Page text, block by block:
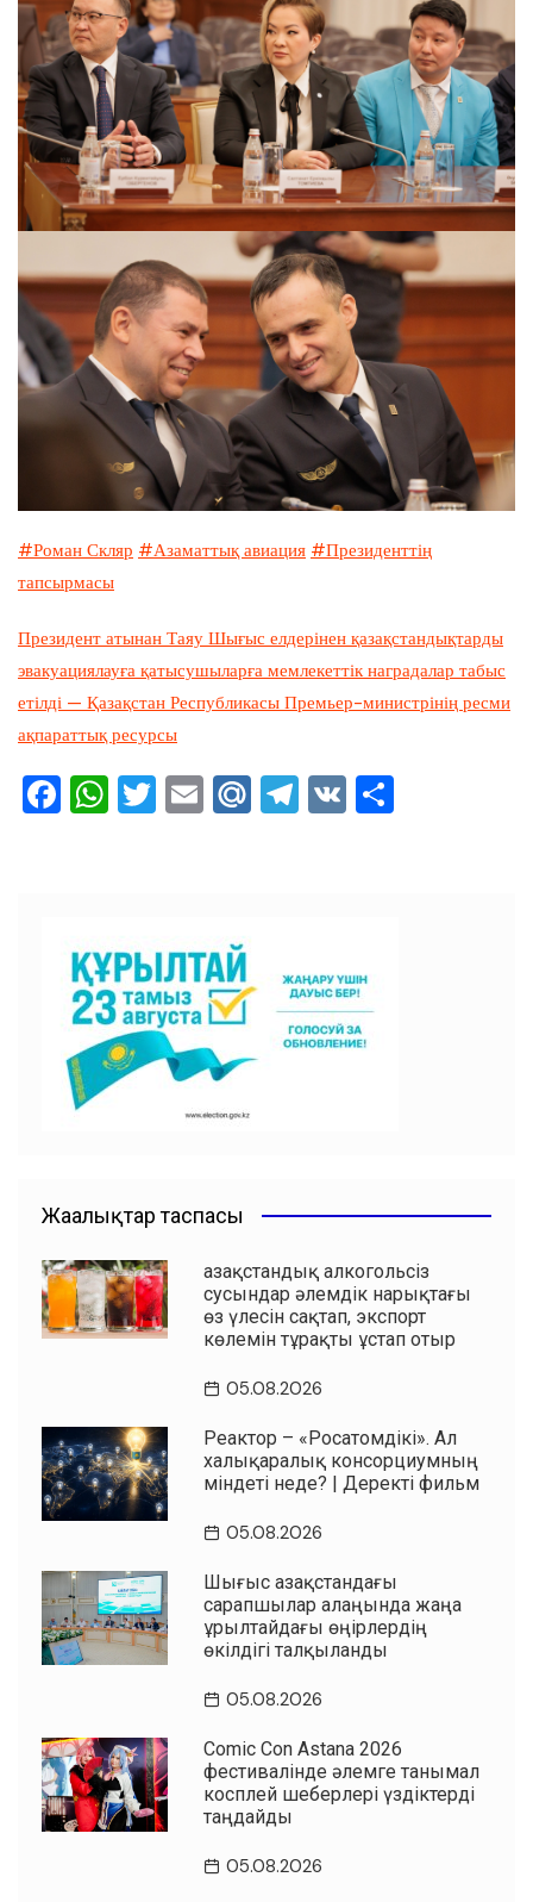
#Роман Скляр #Азаматтық авиация #Президенттің
тапсырмасы
Президент атынан Таяу Шығыс елдерінен қазақстандықтарды
эвакуациялауға қатысушыларға мемлекеттік наградалар табыс
етілді — Қазақстан Республикасы Премьер-министрінің ресми
ақпараттық ресурсы
F
b
o
o
k
W
A
p
p
T E M T
m
V
Жаңалықтар таспасы
Қазақстандық алкогольсіз
сусындар әлемдік нарықтағы
өз үлесін сақтап, экспорт
көлемін тұрақты ұстап отыр
05.08.2026
Реактор – «Росатомдікі». Ал
халықаралық консорциумның
міндеті неде? | Деректі фильм
05.08.2026
Шығыс Қазақстандағы
сарапшылар алаңында жаңа
Құрылтайдағы өңірлердің
өкілдігі талқыланды
05.08.2026
Comic Con Astana 2026
фестивалінде әлемге танымал
косплей шеберлері үздіктерді
таңдайды
05.08.2026